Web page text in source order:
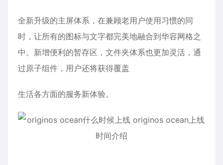
全新升级的主屏体系，在兼顾老用户使用习惯的同
时，让所有的图标与文字都完美地融合到华容网格之
中。新增便利的暂存区，文件夹体系也更加灵活，通
过原子组件，用户还将获得覆盖
生活各方面的服务新体验。